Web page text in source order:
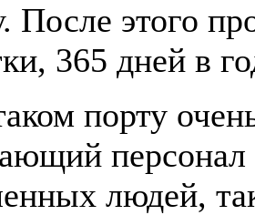
После этого
365 дней в
порту
персонал
людей,